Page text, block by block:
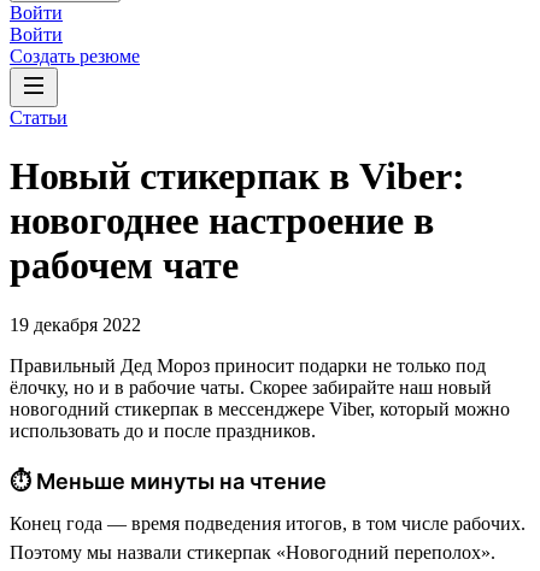
Войти
Войти
Создать резюме
Статьи
Новый стикерпак в Viber:
новогоднее настроение в
рабочем чате
19 декабря 2022
Правильный Дед Мороз приносит подарки не только под
ёлочку, но и в рабочие чаты. Скорее забирайте наш новый
новогодний стикерпак в мессенджере Viber, который можно
использовать до и после праздников.
⏱ Меньше минуты на чтение
Конец года — время подведения итогов, в том числе рабочих.
Поэтому мы назвали стикерпак «Новогодний переполох».